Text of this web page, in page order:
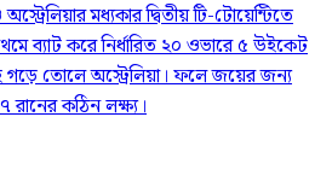
মধ্যকার দ্বিতীয় টি-টোয়েন্টিতে
ব্যাট করে নির্ধারিত ২০ ওভারে ৫ উইকেট
গড়ে তোলে অস্ট্রেলিয়া। ফলে জয়ের জন্য
রানের কঠিন লক্ষ্য।